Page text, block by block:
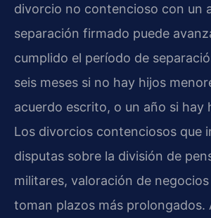
divorcio no contencioso con un
separación firmado puede
cumplido el período de
seis meses si no hay hijos
acuerdo escrito, o un año si hay
Los divorcios contenciosos que
disputas sobre la división de
militares, valoración de
toman plazos más prolongados.